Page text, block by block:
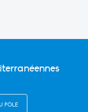
PÔLE